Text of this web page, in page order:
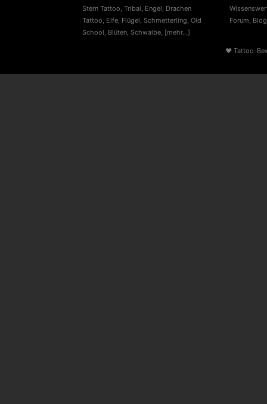
Stern Tattoo, Tribal, Engel, Drachen
Tattoo, Elfe, Flügel, Schmetterling, Old
School, Blüten, Schwalbe, [mehr...]
Forum, Blog
♥ Tattoo-